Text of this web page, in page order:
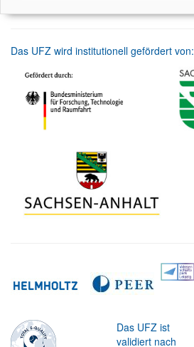
Das UFZ wird institutionell gefördert von:
Das UFZ ist
validiert nach